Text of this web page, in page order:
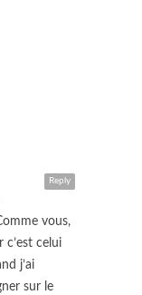
Reply
vous,
c’est celui
j’ai
sur le